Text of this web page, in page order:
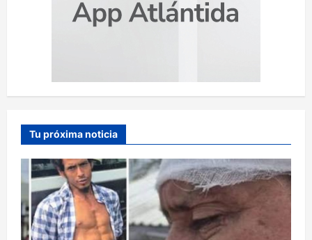
Tu próxima noticia